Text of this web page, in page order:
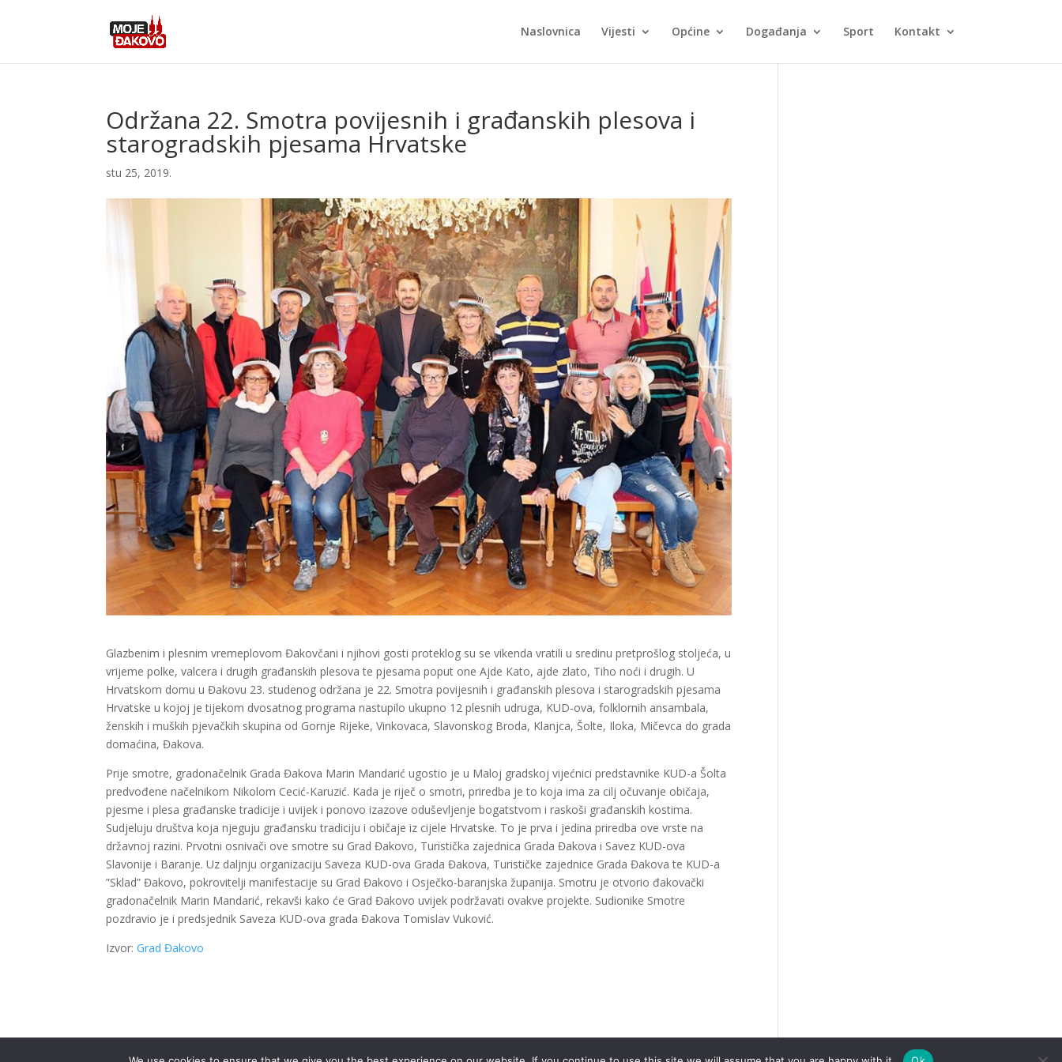
Naslovnica Vijesti Općine Događanja Sport Kontakt
Održana 22. Smotra povijesnih i građanskih plesova i
starogradskih pjesama Hrvatske
stu 25, 2019.
Glazbenim i plesnim vremeplovom Đakovčani i njihovi gosti proteklog su se vikenda vratili u sredinu pretprošlog stoljeća, u
vrijeme polke, valcera i drugih građanskih plesova te pjesama poput one Ajde Kato, ajde zlato, Tiho noći i drugih. U
Hrvatskom domu u Đakovu 23. studenog održana je 22. Smotra povijesnih i građanskih plesova i starogradskih pjesama
Hrvatske u kojoj je tijekom dvosatnog programa nastupilo ukupno 12 plesnih udruga, KUD-ova, folklornih ansambala,
ženskih i muških pjevačkih skupina od Gornje Rijeke, Vinkovaca, Slavonskog Broda, Klanjca, Šolte, Iloka, Mičevca do grada
domaćina, Đakova.
Prije smotre, gradonačelnik Grada Đakova Marin Mandarić ugostio je u Maloj gradskoj vijećnici predstavnike KUD-a Šolta
predvođene načelnikom Nikolom Cecić-Karuzić. Kada je riječ o smotri, priredba je to koja ima za cilj očuvanje običaja,
pjesme i plesa građanske tradicije i uvijek i ponovo izazove oduševljenje bogatstvom i raskoši građanskih kostima.
Sudjeluju društva koja njeguju građansku tradiciju i običaje iz cijele Hrvatske. To je prva i jedina priredba ove vrste na
državnoj razini. Prvotni osnivači ove smotre su Grad Đakovo, Turistička zajednica Grada Đakova i Savez KUD-ova
Slavonije i Baranje. Uz daljnju organizaciju Saveza KUD-ova Grada Đakova, Turističke zajednice Grada Đakova te KUD-a
”Sklad” Đakovo, pokrovitelji manifestacije su Grad Đakovo i Osječko-baranjska županija. Smotru je otvorio đakovački
gradonačelnik Marin Mandarić, rekavši kako će Grad Đakovo uvijek podržavati ovakve projekte. Sudionike Smotre
pozdravio je i predsjednik Saveza KUD-ova grada Đakova Tomislav Vuković.
Izvor:Grad Đakovo